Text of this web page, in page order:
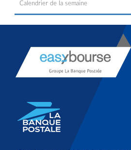
Calendrier de la semaine